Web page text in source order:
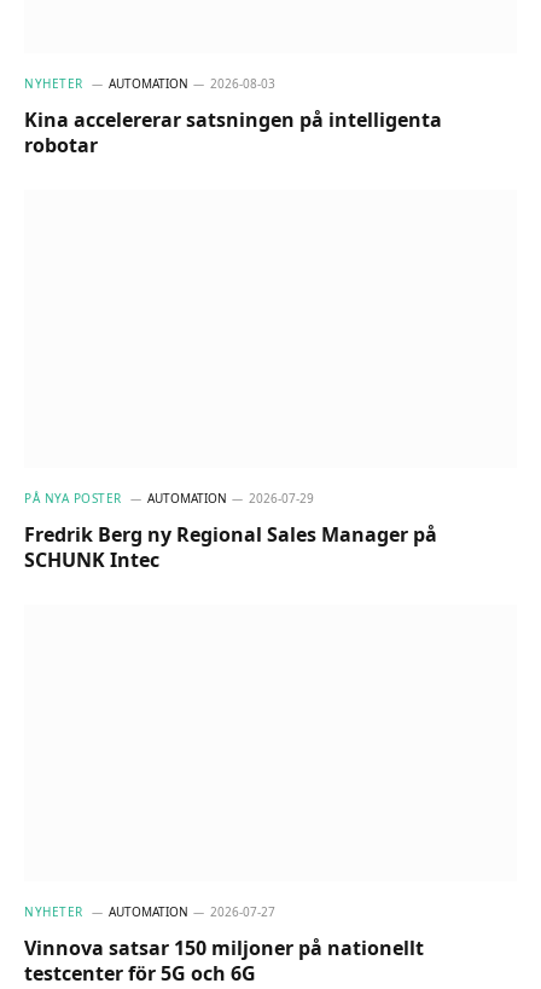
NYHETER AUTOMATION 2026-08-03
Kina accelererar satsningen på intelligenta
robotar
PÅ NYA POSTER AUTOMATION 2026-07-29
Fredrik Berg ny Regional Sales Manager på
SCHUNK Intec
NYHETER AUTOMATION 2026-07-27
Vinnova satsar 150 miljoner på nationellt
testcenter för 5G och 6G